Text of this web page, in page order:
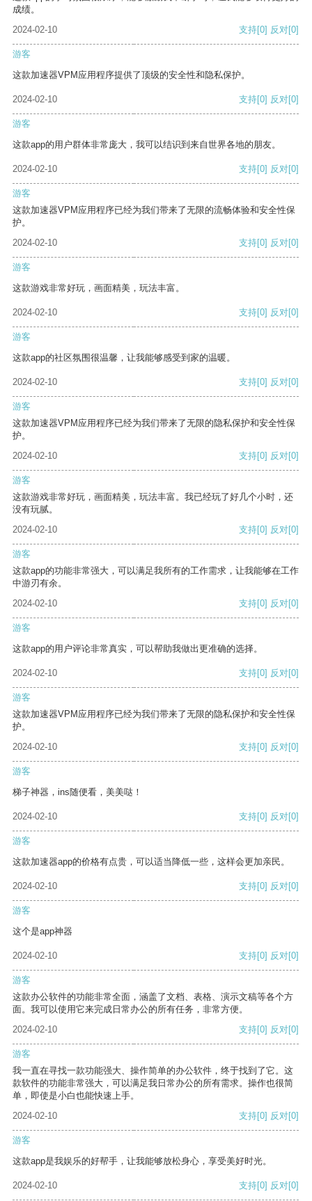
成绩。
2024-02-10
支持[0] 反对[0]
游客
这款加速器VPM应用程序提供了顶级的安全性和隐私保护。
2024-02-10 支持[0] 反对[0]
游客
这款app的用户群体非常庞大，我可以结识到来自世界各地的朋友。
2024-02-10 支持[0] 反对[0]
游客
这款加速器VPM应用程序已经为我们带来了无限的流畅体验和安全性保
护。
2024-02-10
支持[0] 反对[0]
游客
这款游戏非常好玩，画面精美，玩法丰富。
2024-02-10 支持[0] 反对[0]
游客
这款app的社区氛围很温馨，让我能够感受到家的温暖。
2024-02-10 支持[0] 反对[0]
游客
这款加速器VPM应用程序已经为我们带来了无限的隐私保护和安全性保
护。
2024-02-10
支持[0] 反对[0]
游客
这款游戏非常好玩，画面精美，玩法丰富。我已经玩了好几个小时，还
没有玩腻。
2024-02-10
支持[0] 反对[0]
游客
这款app的功能非常强大，可以满足我所有的工作需求，让我能够在工作
中游刃有余。
2024-02-10
支持[0] 反对[0]
游客
这款app的用户评论非常真实，可以帮助我做出更准确的选择。
2024-02-10 支持[0] 反对[0]
游客
这款加速器VPM应用程序已经为我们带来了无限的隐私保护和安全性保
护。
2024-02-10
支持[0] 反对[0]
游客
梯子神器，ins随便看，美美哒！
2024-02-10 支持[0] 反对[0]
游客
这款加速器app的价格有点贵，可以适当降低一些，这样会更加亲民。
2024-02-10 支持[0] 反对[0]
游客
这个是app神器
2024-02-10 支持[0] 反对[0]
游客
这款办公软件的功能非常全面，涵盖了文档、表格、演示文稿等各个方
面。我可以使用它来完成日常办公的所有任务，非常方便。
2024-02-10
支持[0] 反对[0]
游客
我一直在寻找一款功能强大、操作简单的办公软件，终于找到了它。这
款软件的功能非常强大，可以满足我日常办公的所有需求。操作也很简
单，即使是小白也能快速上手。
2024-02-10
支持[0] 反对[0]
游客
这款app是我娱乐的好帮手，让我能够放松身心，享受美好时光。
2024-02-10 支持[0] 反对[0]